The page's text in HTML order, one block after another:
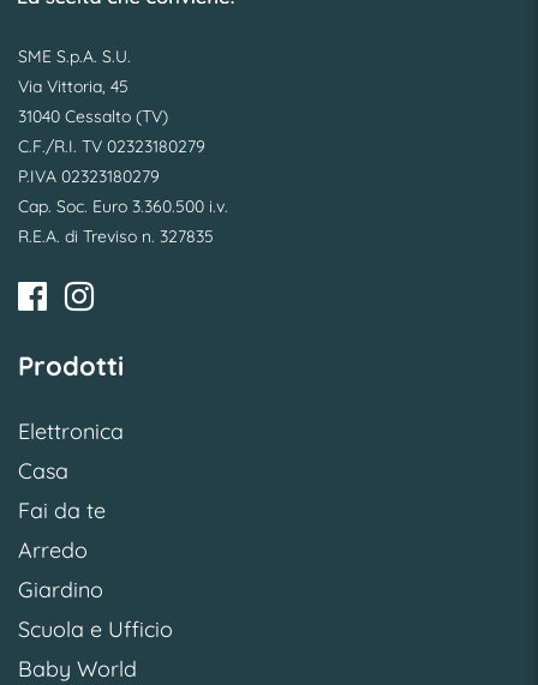
SME S.p.A. S.U.
Via Vittoria, 45
31040 Cessalto (TV)
C.F./R.I. TV 02323180279
P.IVA 02323180279
Cap. Soc. Euro 3.360.500 i.v.
R.E.A. di Treviso n. 327835
Prodotti
Elettronica
Casa
Fai da te
Arredo
Giardino
Scuola e Ufficio
Baby World